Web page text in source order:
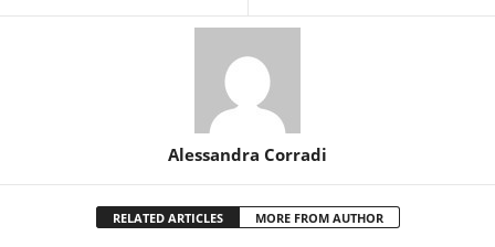
Alessandra Corradi
RELATED ARTICLES MORE FROM AUTHOR